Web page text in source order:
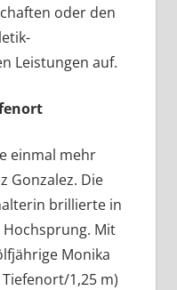
oder den
Leistungen auf.
einmal mehr
Gonzalez. Die
brillierte in
Mit
Monika
Tiefenort/1,25 m)